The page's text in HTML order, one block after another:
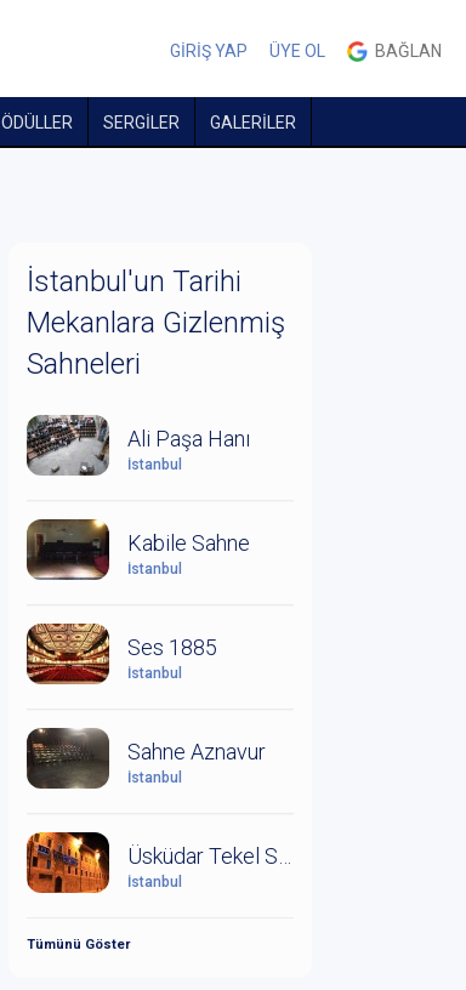
GİRİŞ YAP ÜYE OL BAĞLAN
ÖDÜLLER SERGİLER GALERİLER
İstanbul'un Tarihi
Mekanlara Gizlenmiş
Sahneleri
Ali Paşa Hanı
İstanbul
Kabile Sahne
İstanbul
Ses 1885
İstanbul
Sahne Aznavur
İstanbul
İstanbul
Tümünü Göster